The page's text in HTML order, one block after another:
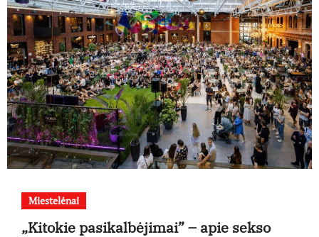
Miestelėnai
„Kitokie pasikalbėjimai” – apie sekso